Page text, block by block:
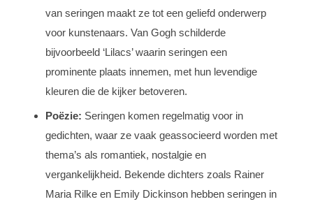
van seringen maakt ze tot een geliefd onderwerp
voor kunstenaars. Van Gogh schilderde
bijvoorbeeld ‘Lilacs’ waarin seringen een
prominente plaats innemen, met hun levendige
kleuren die de kijker betoveren.
Poëzie: Seringen komen regelmatig voor in
gedichten, waar ze vaak geassocieerd worden met
thema’s als romantiek, nostalgie en
vergankelijkheid. Bekende dichters zoals Rainer
Maria Rilke en Emily Dickinson hebben seringen in